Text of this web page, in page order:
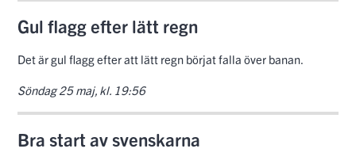
Gul flagg efter lätt regn
Det är gul flagg efter att lätt regn börjat falla över banan.
Söndag 25 maj, kl. 19:56
Bra start av svenskarna